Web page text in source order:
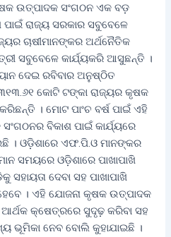
ଉତ୍ପାଦକ ସଂଗଠନ ଏକ ବଡ଼
ପାଇଁ ରାଜ୍ୟ ସରକାର ସବୁବେଳେ
ଚାଷୀମାନଙ୍କର ଅର୍ଥନୈତିକ
ସବୁବେଳେ କାର୍ଯ୍ୟକରି ଆସୁଛନ୍ତି ।
ଦେଇ ରବିବାର ଅନୁଷ୍ଠିତ
କୋଟି ଟଙ୍କା ରାଜ୍ୟର କୃଷକ
। ମୋଟ ପାଂଚ ବର୍ଷ ପାଇଁ ଏହି
ବିକାଶ ପାଇଁ କାର୍ଯ୍ୟରେ
। ଓଡ଼ିଶାରେ ଏଫ.ପି.ଓ ମାନଙ୍କର
ସମୟରେ ଓଡ଼ିଶାରେ ପାଖାପାଖି
ଦେବା ସହ ପାଖାପାଖି
। ଏହି ଯୋଜନା କୃଷକ ଉତ୍ପାଦକ
କ୍ଷେତ୍ରରେ ସୁଦୃଢ଼ କରିବା ସହ
ଭୂମିକା ନେବ ବୋଲି କୁହାଯାଇଛି ।